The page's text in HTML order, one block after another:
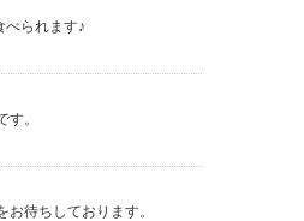
られます♪
。
待ちしております。